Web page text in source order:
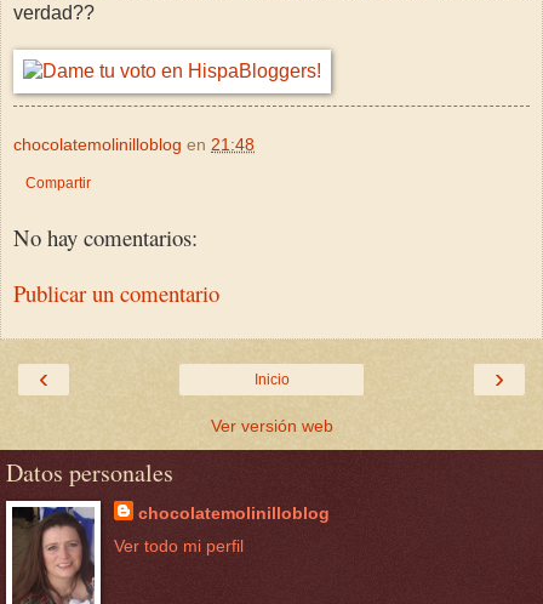
verdad??
chocolatemolinilloblog en 21:48
Compartir
No hay comentarios:
Publicar un comentario
‹ ›
Inicio
Ver versión web
Datos personales
chocolatemolinilloblog
Ver todo mi perfil